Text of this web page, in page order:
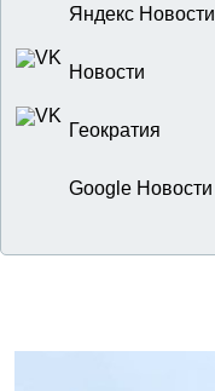
Яндекс Новости
Новости
Геократия
Google Новости